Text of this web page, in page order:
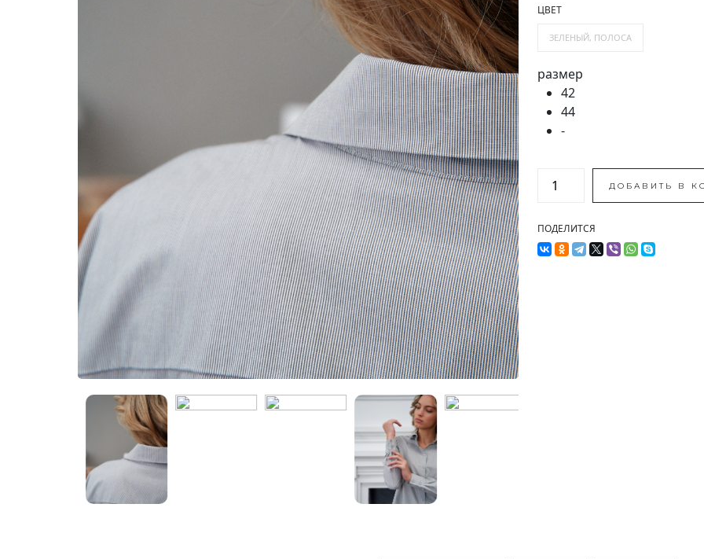
ЦВЕТ
ЗЕЛЕНЫЙ, ПОЛОСА
размер
42
44
-
ДОБАВИТЬ В
ПОДЕЛИТСЯ